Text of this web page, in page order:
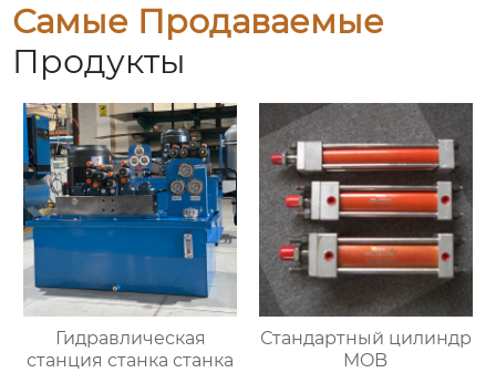
Самые Продаваемые
Продукты
Гидравлическая
станция станка станка
Стандартный цилиндр
MOB